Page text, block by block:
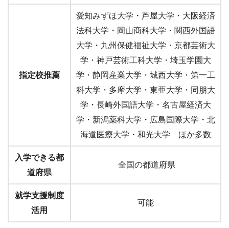
指定校推薦
愛知みずほ大学・芦屋大学・大阪経済
法科大学・岡山商科大学・関西外国語
大学・九州保健福祉大学・京都芸術大
学・神戸芸術工科大学・埼玉学園大
学・静岡産業大学・城西大学・第一工
科大学・多摩大学・東亜大学・同朋大
学・長崎外国語大学・名古屋経済大
学・新潟薬科大学・広島国際大学・北
海道医療大学・和光大学 ほか多数
入学できる都
道府県
全国の都道府県
就学支援制度
活用
可能